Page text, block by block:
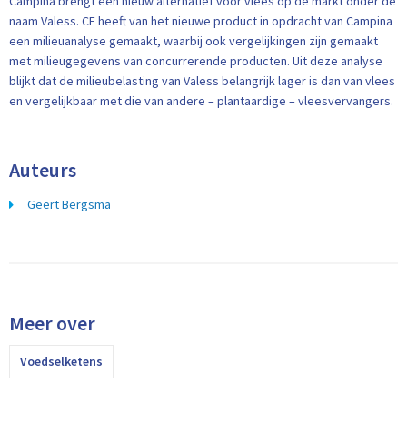
naam Valess. CE heeft van het nieuwe product in opdracht van Campina
een milieuanalyse gemaakt, waarbij ook vergelijkingen zijn gemaakt
met milieugegevens van concurrerende producten. Uit deze analyse
blijkt dat de milieubelasting van Valess belangrijk lager is dan van vlees
en vergelijkbaar met die van andere – plantaardige – vleesvervangers.
Auteurs
Geert Bergsma
Meer over
Voedselketens